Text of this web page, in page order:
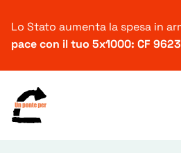
Lo Stato aumenta la spesa in
pace con il tuo 5x1000: CF